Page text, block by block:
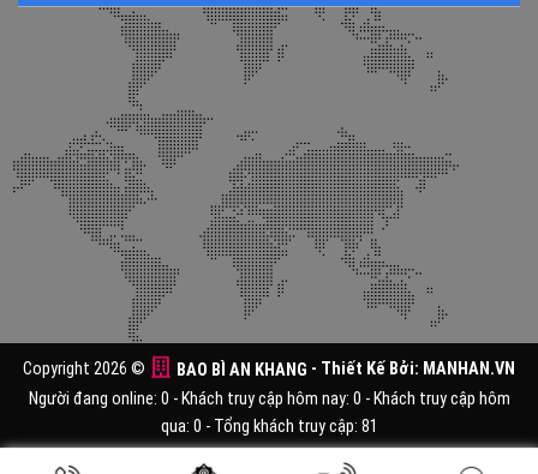
Copyright 2026 © BAO BÌ AN KHANG - Thiết Kế Bởi: MANHAN.VN
Người đang online: 0 - Khách truy cập hôm nay: 0 - Khách truy cập hôm
qua: 0 - Tổng khách truy cập: 81